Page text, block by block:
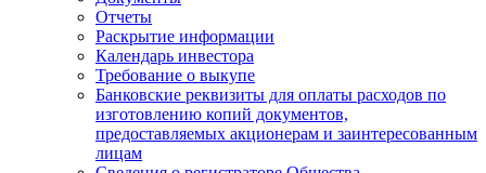
Отчеты
Раскрытие информации
Календарь инвестора
Требование о выкупе
Банковские реквизиты для оплаты расходов по
изготовлению копий документов,
предоставляемых акционерам и заинтересованным
лицам